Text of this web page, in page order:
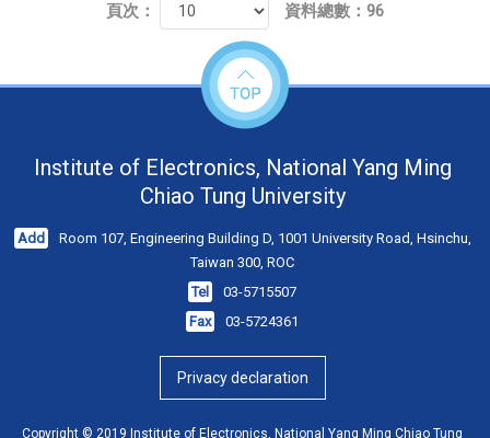
頁次： 資料總數：96
Institute of Electronics, National Yang Ming
Chiao Tung University
Add
Room 107, Engineering Building D, 1001 University Road, Hsinchu,
Taiwan 300, ROC
Tel
03-5715507
Fax
03-5724361
Privacy declaration
Copyright © 2019 Institute of Electronics, National Yang Ming Chiao Tung